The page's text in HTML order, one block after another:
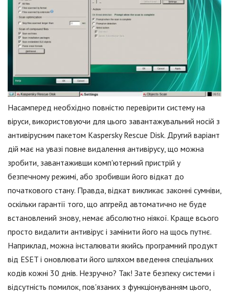
Насамперед необхідно повністю перевірити систему на
віруси, використовуючи для цього завантажувальний носій з
антивірусним пакетом Kaspersky Rescue Disk. Другий варіант
дій має на увазі повне видалення антивірусу, що можна
зробити, завантаживши комп'ютерний пристрій у
безпечному режимі, або зробивши його відкат до
початкового стану. Правда, відкат викликає законні сумніви,
оскільки гарантії того, що апгрейд автоматично не буде
встановлений знову, немає абсолютно ніякої. Краще всього
просто видалити антивірус і замінити його на щось путнє.
Наприклад, можна інсталювати якийсь програмний продукт
від ESET і оновлювати його шляхом введення спеціальних
кодів кожні 30 днів. Незручно? Так! Зате безпеку системи і
відсутність помилок, пов'язаних з функціонуванням цього,